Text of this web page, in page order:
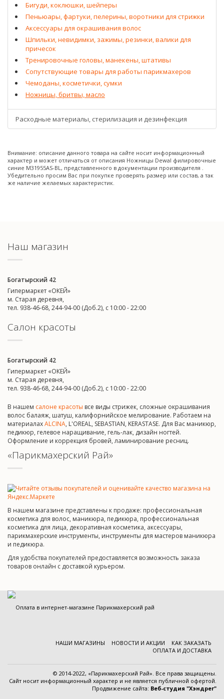
Бигуди, коклюшки, шейперы
Пеньюары, фартуки, пелерины, воротники для стрижки
Аксессуары для окрашивания волос
Шпильки, невидимки, зажимы, резинки, валики для
причесок
Тренировочные головы, манекены, штативы
Сопутствующие товары для работы парикмахеров
Чемоданы, косметички, сумки
Ножницы, бритвы, масло
Расходные материалы, стерилизация и дезинфекция
Внимание: описание данного товара на сайте носит информационный
характер и может отличаться от описания Ножницы Dewal филировочные
синие M31955AS-BL, представленного в документации производителя .
Убедительно просим Вас при покупке проверять размер или состав, а так
же наличие желаемых характеристик.
Наш магазин
Богатырский 42
Гипермаркет «ОКЕЙ»
м. Старая деревня,
тел. 938-46-68, 244-94-00 (Доб.2), c 10:00 - 22:00
Салон красоты
Богатырский 42
Гипермаркет «ОКЕЙ»
м. Старая деревня,
тел. 938-46-68, 244-94-00 (Доб.2), c 10:00 - 22:00
В нашем салоне красоты все виды стрижек, сложные окрашивания
волос балаяж, шатуш, калифорнийское мелирование. Работаем на
материалахALCINA, L'OREAL, SEBASTIAN, KERASTASE. Для Вас маникюр,
педикюр, гелевое наращивание, гель-лак, дизайн ногтей.
Оформление и коррекция бровей, ламинирование ресниц.
«Парикмахерский Рай»
В нашем магазине представлены к продаже: профессиональная
косметика для волос, маникюра, педикюра, профессиональная
косметика для лица, декоративная косметика, аксессуары,
парикмахерские инструменты, инструменты для мастеров маникюра
и педикюра.
Для удобства покупателей предоставляется возможность заказа
товаров онлайн с доставкой курьером.
НАШИ МАГАЗИНЫ НОВОСТИ И АКЦИИ
КАК ЗАКАЗАТЬ
ОПЛАТА И ДОСТАВКА
© 2014-2022, «Парикмахерский Рай». Все права защищены.
Cайт носит информационный характер и не является публичной офертой.
Продвижение сайта: Веб-студия "Хэндрег"